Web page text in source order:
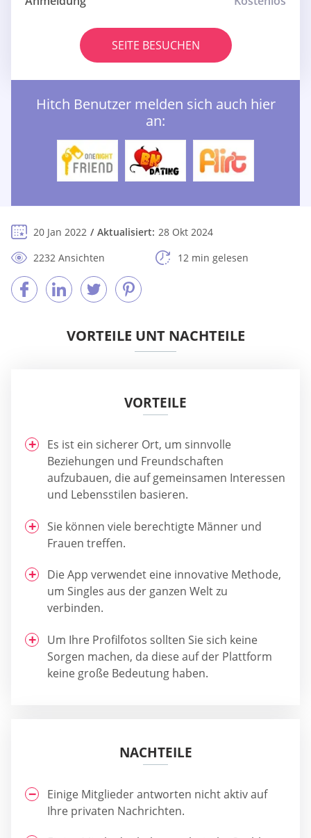
SEITE BESUCHEN
Hitch Benutzer melden sich auch hier
an:
20 Jan 2022 Aktualisiert: 28 Okt 2024
2232 Ansichten
12 min gelesen
VORTEILE UNT NACHTEILE
VORTEILE
Es ist ein sicherer Ort, um sinnvolle
Beziehungen und Freundschaften
aufzubauen, die auf gemeinsamen Interessen
und Lebensstilen basieren.
Sie können viele berechtigte Männer und
Frauen treffen.
Die App verwendet eine innovative Methode,
um Singles aus der ganzen Welt zu
verbinden.
Um Ihre Profilfotos sollten Sie sich keine
Sorgen machen, da diese auf der Plattform
keine große Bedeutung haben.
NACHTEILE
Einige Mitglieder antworten nicht aktiv auf
Ihre privaten Nachrichten.